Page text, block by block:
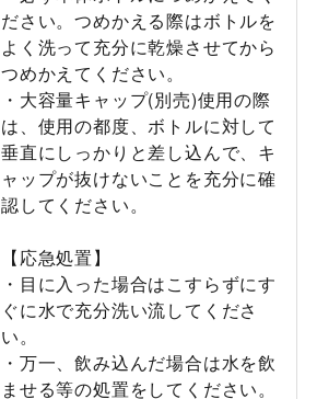
ださい。つめかえる際はボトルを
よく洗って充分に乾燥させてから
つめかえてください。
・大容量キャップ(別売)使用の際
は、使用の都度、ボトルに対して
垂直にしっかりと差し込んで、キ
ャップが抜けないことを充分に確
認してください。
【応急処置】
・目に入った場合はこすらずにす
ぐに水で充分洗い流してくださ
い。
・万一、飲み込んだ場合は水を飲
ませる等の処置をしてください。